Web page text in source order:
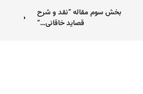
بخش سوم مقاله “نقد و شرح
قصاید خاقانی…”